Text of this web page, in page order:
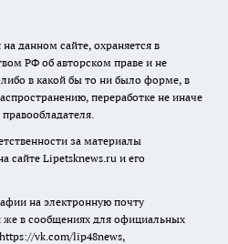
данном сайте, охраняется в
РФ об авторском праве и не
в какой бы то ни было форме, в
переработке не иначе
за материалы
сайте Lipetsknews.ru и его
на электронную почту
в сообщениях для официальных
vk.com/lip48news,